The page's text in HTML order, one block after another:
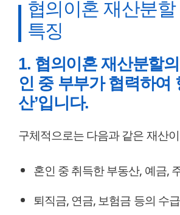
협의이혼 재산분
특징
1. 협의이혼 재산분할
인 중 부부가 협력하여
산’입니다.
구체적으로는 다음과 같은 재산
혼인 중 취득한 부동산, 예금,
퇴직금, 연금, 보험금 등의 수